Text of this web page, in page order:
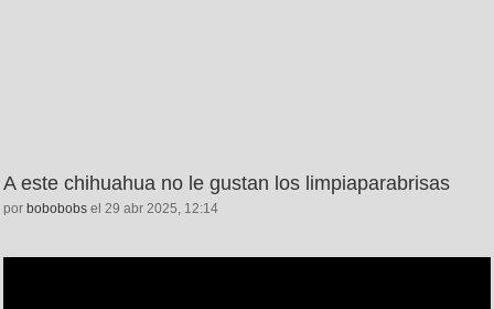
A este chihuahua no le gustan los limpiaparabrisas
por bobobobs el 29 abr 2025, 12:14